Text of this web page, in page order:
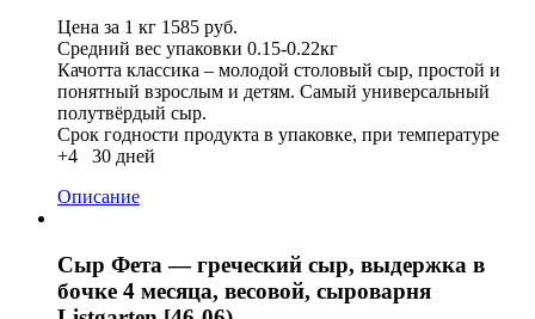
Цена за 1 кг 1585 руб.
Средний вес упаковки 0.15-0.22кг
Качотта классика – молодой столовый сыр, простой и
понятный взрослым и детям. Самый универсальный
полутвёрдый сыр.
Срок годности продукта в упаковке, при температуре
+4 30 дней
Описание
Сыр Фета — греческий сыр, выдержка в
бочке 4 месяца, весовой, сыроварня